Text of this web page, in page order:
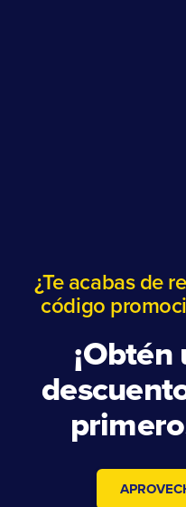
¿Te acabas de
código